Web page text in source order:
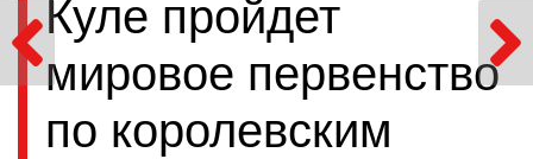
Куле пройдет
мировое первенство
по королевским